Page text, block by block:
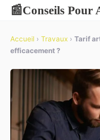
📰Conseils Pour
Accueil › Travaux › Tarif
efficacement ?